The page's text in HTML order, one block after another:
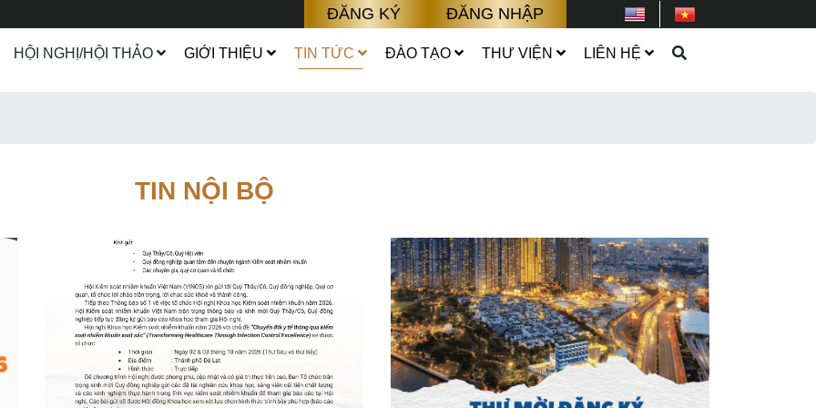
ĐĂNG KÝ ĐĂNG NHẬP
HỘI NGHỊ/HỘI THẢO GIỚI THIỆU TIN TỨC ĐÀO TẠO THƯ VIỆN LIÊN HỆ
TIN NỘI BỘ